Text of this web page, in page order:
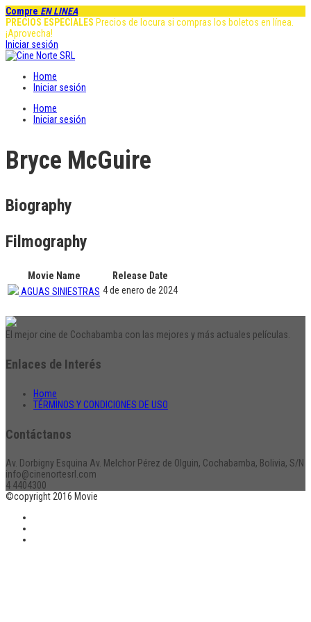
Compre EN LINEA
PRECIOS ESPECIALES Precios de locura si compras los boletos en línea.
¡Aprovecha!
Iniciar sesión
Home
Iniciar sesión
Home
Iniciar sesión
Bryce McGuire
Biography
Filmography
Movie Name
Release Date
AGUAS SINIESTRAS 4 de enero de 2024
El mejor cine de Cochabamba con las mejores y más actuales películas.
Enlaces de Interés
Home
TÉRMINOS Y CONDICIONES DE USO
Contáctanos
Av. Dorbigny Esquina Av. Melchor Pérez de Olguin, Cochabamba, Bolivia, S/N
info@cinenortesrl.com
4 4404300
©copyright 2016 Movie